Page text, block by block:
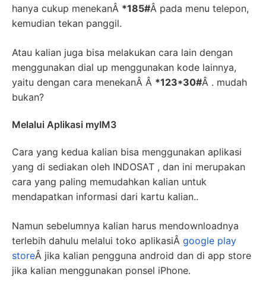
hanya cukup menekanÂ *185#Â pada menu telepon,
kemudian tekan panggil.
Atau kalian juga bisa melakukan cara lain dengan
menggunakan dial up menggunakan kode lainnya,
yaitu dengan cara menekanÂ Â *123*30#Â . mudah
bukan?
Melalui Aplikasi myIM3
Cara yang kedua kalian bisa menggunakan aplikasi
yang di sediakan oleh INDOSAT , dan ini merupakan
cara yang paling memudahkan kalian untuk
mendapatkan informasi dari kartu kalian..
Namun sebelumnya kalian harus mendownloadnya
terlebih dahulu melalui toko aplikasiÂ google play
storeÂ jika kalian pengguna android dan di app store
jika kalian menggunakan ponsel iPhone.